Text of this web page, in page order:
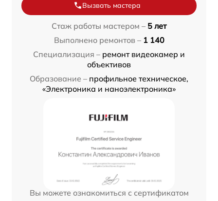
Вызвать мастера
Стаж работы мастером – 5 лет
Выполнено ремонтов – 1 140
Специализация – ремонт видеокамер и
объективов
Образование – профильное техническое,
«Электроника и наноэлектроника»
Вы можете ознакомиться с сертификатом